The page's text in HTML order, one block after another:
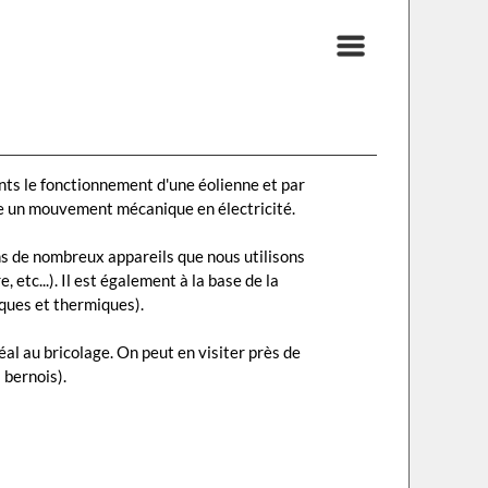
le fonctionnement d'une éolienne et par
mouvement mécanique en électricité.
nombreux appareils que nous utilisons
etc...). Il est également à la base de la
et thermiques).
au bricolage. On peut en visiter près de